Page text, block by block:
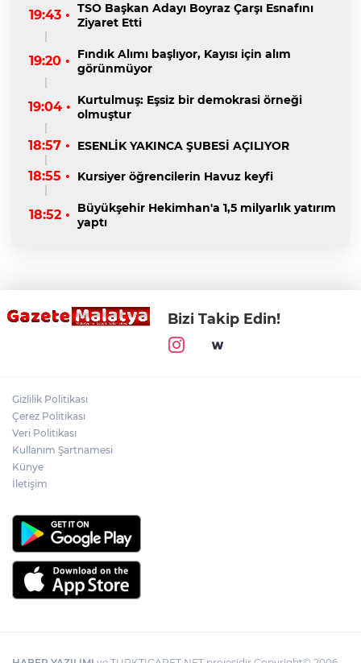
19:43 • TSO Başkan Adayı Boyraz Çarşı Esnafını
Ziyaret Etti
19:20 •
Fındık Alımı başlıyor, Kayısı için alım
görünmüyor
19:04 • Kurtulmuş: Eşsiz bir demokrasi örneği
olmuştur
18:57 • ESENLİK YAKINCA ŞUBESİ AÇILIYOR
18:55 • Kursiyer öğrencilerin Havuz keyfi
18:52 •
Büyükşehir Hekimhan'a 1,5 milyarlık yatırım
yaptı
Bizi Takip Edin!
Gizlilik Politikası
Çerez Politikası
Veri Politikası
Kullanım Şartnamesi
Künye
İletişim